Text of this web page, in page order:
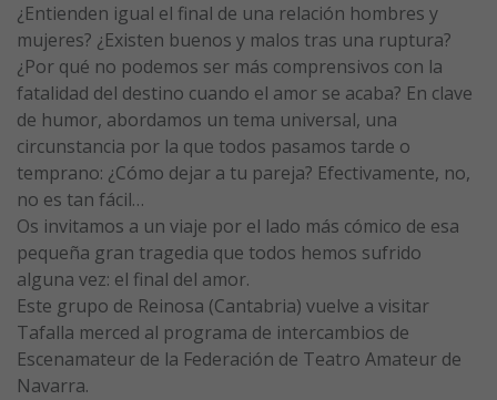
¿Entienden igual el final de una relación hombres y
mujeres? ¿Existen buenos y malos tras una ruptura?
¿Por qué no podemos ser más comprensivos con la
fatalidad del destino cuando el amor se acaba? En clave
de humor, abordamos un tema universal, una
circunstancia por la que todos pasamos tarde o
temprano: ¿Cómo dejar a tu pareja? Efectivamente, no,
no es tan fácil…
Os invitamos a un viaje por el lado más cómico de esa
pequeña gran tragedia que todos hemos sufrido
alguna vez: el final del amor.
Este grupo de Reinosa (Cantabria) vuelve a visitar
Tafalla merced al programa de intercambios de
Escenamateur de la Federación de Teatro Amateur de
Navarra.